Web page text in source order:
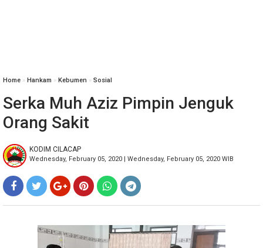
Home » Hankam » Kebumen » Sosial
Serka Muh Aziz Pimpin Jenguk
Orang Sakit
KODIM CILACAP
Wednesday, February 05, 2020 | Wednesday, February 05, 2020 WIB